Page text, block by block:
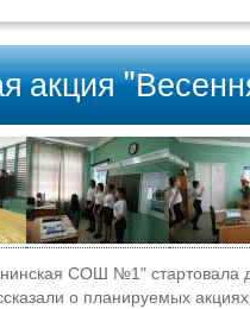
акция
СОШ №1" стартовала
о планируемых